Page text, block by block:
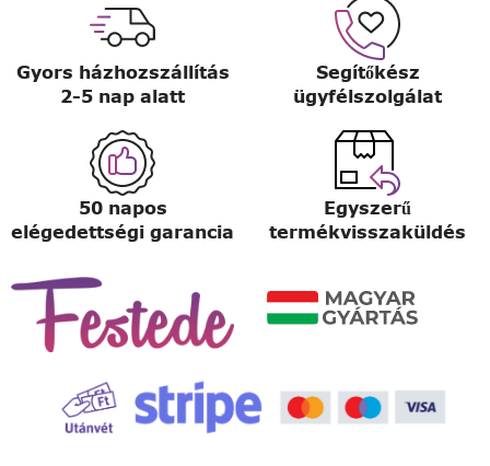
Gyors házhozszállítás
2-5 nap alatt
Segítőkész
ügyfélszolgálat
50 napos
elégedettségi garancia
Egyszerű
termékvisszaküldés